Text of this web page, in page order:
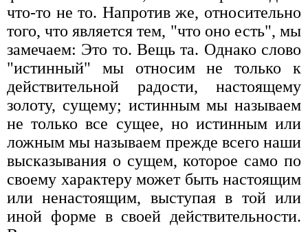
что-то не то. Напротив же, относительно
того, что является тем, "что оно есть", мы
замечаем: Это то. Вещь та. Однако слово
"истинный" мы относим не только к
действительной радости, настоящему
золоту, сущему; истинным мы называем
не только все сущее, но истинным или
ложным мы называем прежде всего наши
высказывания о сущем, которое само по
своему характеру может быть настоящим
или ненастоящим, выступая в той или
иной форме в своей действительности.